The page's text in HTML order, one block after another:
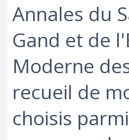
‎Annales du
Gand et de
Moderne
recueil de
choisis